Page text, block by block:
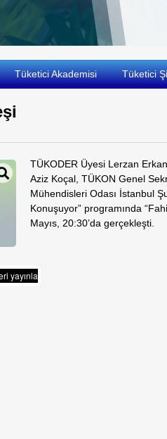
Tüketici Akademisi Tüketici
TÜKODER Üyesi Lerzan
Aziz Koçal, TÜKON Genel
Mühendisleri Odası İstanbul
Konuşuyor” programında
Mayıs, 20:30’da gerçekleşti.